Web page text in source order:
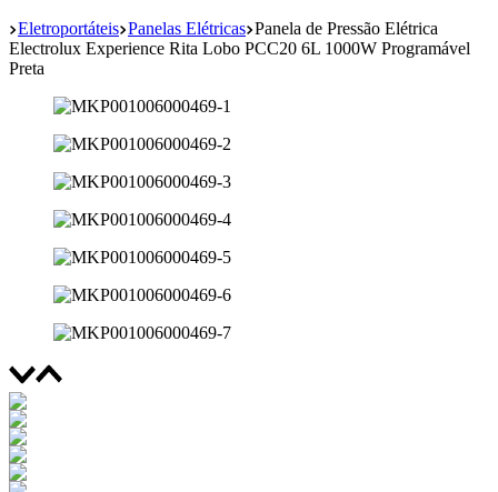
Eletroportáteis Panelas Elétricas Panela de Pressão Elétrica
Electrolux Experience Rita Lobo PCC20 6L 1000W Programável
Preta